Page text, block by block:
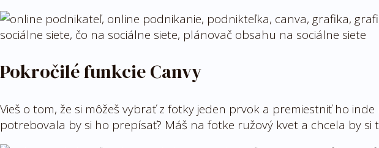
Pokročilé funkcie Canvy
Vieš o tom, že si môžeš vybrať z fotky jeden prvok a premiestniť ho
potrebovala by si ho prepísať? Máš na fotke ružový kvet a chcela by